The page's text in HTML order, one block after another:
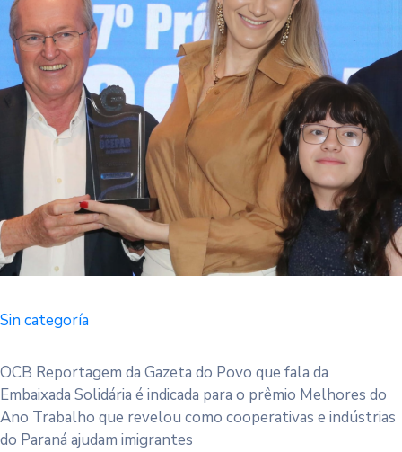
Sin categoría
OCB Reportagem da Gazeta do Povo que fala da
Embaixada Solidária é indicada para o prêmio Melhores do
Ano Trabalho que revelou como cooperativas e indústrias
do Paraná ajudam imigrantes